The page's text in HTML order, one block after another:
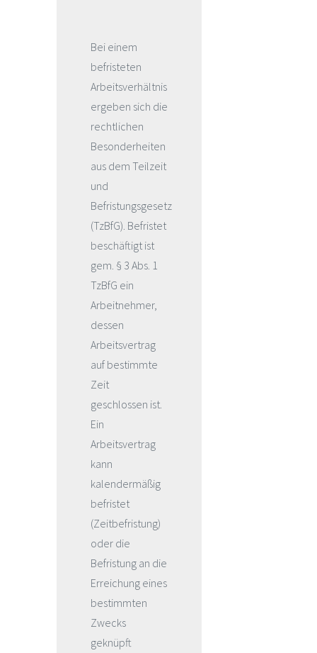
Bei einem
befristeten
Arbeitsverhältnis
ergeben sich die
rechtlichen
Besonderheiten
aus dem Teilzeit
und
Befristungsgesetz
(TzBfG). Befristet
beschäftigt ist
gem. § 3 Abs. 1
TzBfG ein
Arbeitnehmer,
dessen
Arbeitsvertrag
auf bestimmte
Zeit
geschlossen ist.
Ein
Arbeitsvertrag
kann
kalendermäßig
befristet
(Zeitbefristung)
oder die
Befristung an die
Erreichung eines
bestimmten
Zwecks
geknüpft